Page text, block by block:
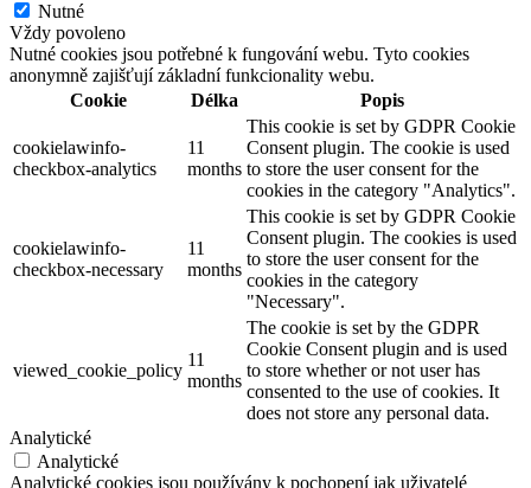
Nutné
Vždy povoleno
Nutné cookies jsou potřebné k fungování webu. Tyto cookies
anonymně zajišťují základní funkcionality webu.
Cookie
Délka Popis
cookielawinfo-
checkbox-analytics
11
months
This cookie is set by GDPR Cookie
Consent plugin. The cookie is used
to store the user consent for the
cookies in the category "Analytics".
cookielawinfo-
checkbox-necessary
11
months
This cookie is set by GDPR Cookie
Consent plugin. The cookies is used
to store the user consent for the
cookies in the category
"Necessary".
viewed_cookie_policy
11
months
The cookie is set by the GDPR
Cookie Consent plugin and is used
to store whether or not user has
consented to the use of cookies. It
does not store any personal data.
Analytické
Analytické
Analytické cookies jsou používány k pochopení jak uživatelé